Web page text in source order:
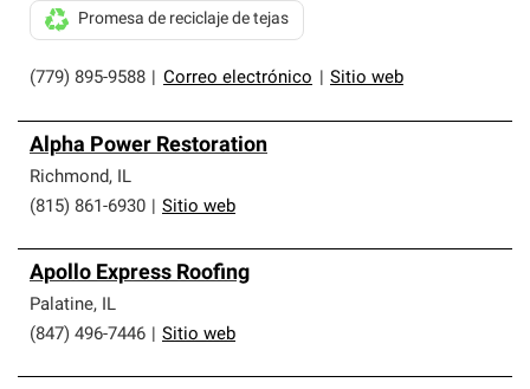
(779) 895-9588 Correo electrónico Sitio web
Promesa de reciclaje de tejas
Alpha Power Restoration
Richmond, IL
(815) 861-6930
Sitio web
Apollo Express Roofing
Palatine, IL
(847) 496-7446
Sitio web